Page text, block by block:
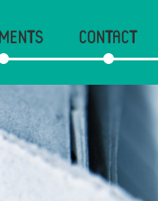
CONTACT